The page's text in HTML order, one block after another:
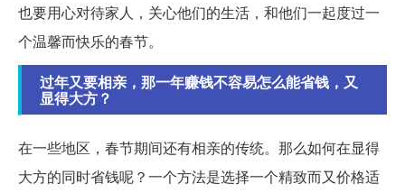
也要用心对待家人，关心他们的生活，和他们一起度过一
个温馨而快乐的春节。
过年又要相亲，那一年赚钱不容易怎么能省钱，又
显得大方？
在一些地区，春节期间还有相亲的传统。那么如何在显得
大方的同时省钱呢？一个方法是选择一个精致而又价格适